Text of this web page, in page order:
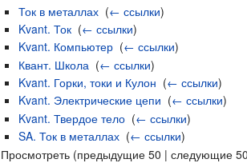
Ток в металлах (← ссылки)
Kvant. Ток (← ссылки)
Kvant. Компьютер (← ссылки)
Квант. Школа (← ссылки)
Kvant. Горки, токи и Кулон (← ссылки)
Kvant. Электрические цепи (← ссылки)
Kvant. Твердое тело (← ссылки)
SA. Ток в металлах (← ссылки)
Просмотреть (предыдущие 50 | следующие